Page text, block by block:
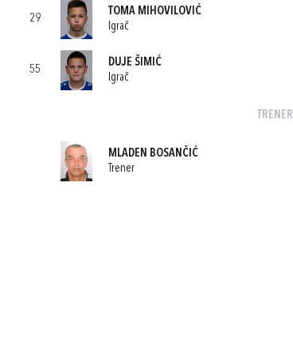
29
TOMA MIHOVILOVIĆ
Igrač
55
DUJE ŠIMIĆ
Igrač
TRENER
MLADEN BOSANČIĆ
Trener